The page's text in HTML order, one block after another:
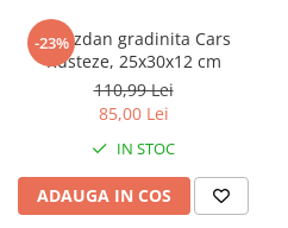
-23%
Ghiozdan gradinita Cars
Rusteze, 25x30x12 cm
110,99 Lei
85,00 Lei
IN STOC
ADAUGA IN COS